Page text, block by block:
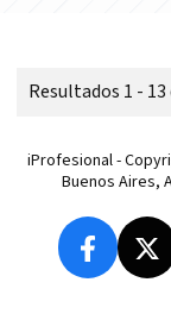
Resultados 1 - 13
iProfesional -
Buenos Aires,